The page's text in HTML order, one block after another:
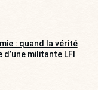
: quand la vérité
militante LFI